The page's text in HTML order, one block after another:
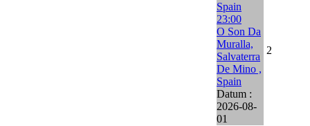
Spain
23:00
O Son Da
Muralla,
Salvaterra
De Mino ,
Spain
Datum :
2026-08-
01
2